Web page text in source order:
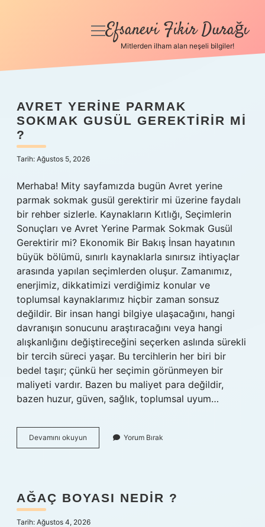
Anasayfa
Yasal Uyarı
Hakkımızda
menüyü
Efsanevi Fikir Durağı
Mitlerden ilham alan neşeli bilgiler!
EFSANEVI
FIKIR
DURAĞI
YAZILAR
AVRET YERINE PARMAK
SOKMAK GUSÜL GEREKTIRIR MI
?
Tarih: Ağustos 5, 2026
Merhaba! Mity sayfamızda bugün Avret yerine
parmak sokmak gusül gerektirir mi üzerine faydalı
bir rehber sizlerle. Kaynakların Kıtlığı, Seçimlerin
Sonuçları ve Avret Yerine Parmak Sokmak Gusül
Gerektirir mi? Ekonomik Bir Bakış İnsan hayatının
büyük bölümü, sınırlı kaynaklarla sınırsız ihtiyaçlar
arasında yapılan seçimlerden oluşur. Zamanımız,
enerjimiz, dikkatimizi verdiğimiz konular ve
toplumsal kaynaklarımız hiçbir zaman sonsuz
değildir. Bir insan hangi bilgiye ulaşacağını, hangi
davranışın sonucunu araştıracağını veya hangi
alışkanlığını değiştireceğini seçerken aslında sürekli
bir tercih süreci yaşar. Bu tercihlerin her biri bir
bedel taşır; çünkü her seçimin görünmeyen bir
maliyeti vardır. Bazen bu maliyet para değildir,
bazen huzur, güven, sağlık, toplumsal uyum…
Devamını okuyun
yerine
mi
Yorum Bırak
AĞAÇ BOYASI NEDIR ?
Tarih: Ağustos 4, 2026